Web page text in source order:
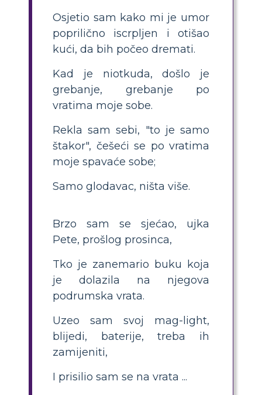
Osjetio sam kako mi je umor
poprilično iscrpljen i otišao
kući, da bih počeo dremati.
Kad je niotkuda, došlo je
grebanje, grebanje po
vratima moje sobe.
Rekla sam sebi, "to je samo
štakor", češeći se po vratima
moje spavaće sobe;
Samo glodavac, ništa više.
Brzo sam se sjećao, ujka
Pete, prošlog prosinca,
Tko je zanemario buku koja
je dolazila na njegova
podrumska vrata.
Uzeo sam svoj mag-light,
blijedi, baterije, treba ih
zamijeniti,
I prisilio sam se na vrata ...